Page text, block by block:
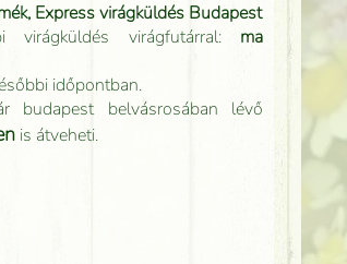
Express virágküldés Budapest
virágküldés virágfutárral: ma
időpontban.
budapest belvásrosában lévő
is átveheti.